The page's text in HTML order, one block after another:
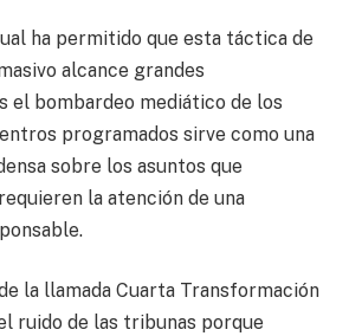
ha permitido que esta táctica de
alcance grandes
el bombardeo mediático de los
programados sirve como una
sobre los asuntos que
la atención de una
la llamada Cuarta Transformación
ruido de las tribunas porque